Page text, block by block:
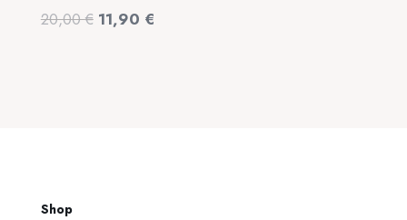
20,00€ Original
11,90 €
Shop